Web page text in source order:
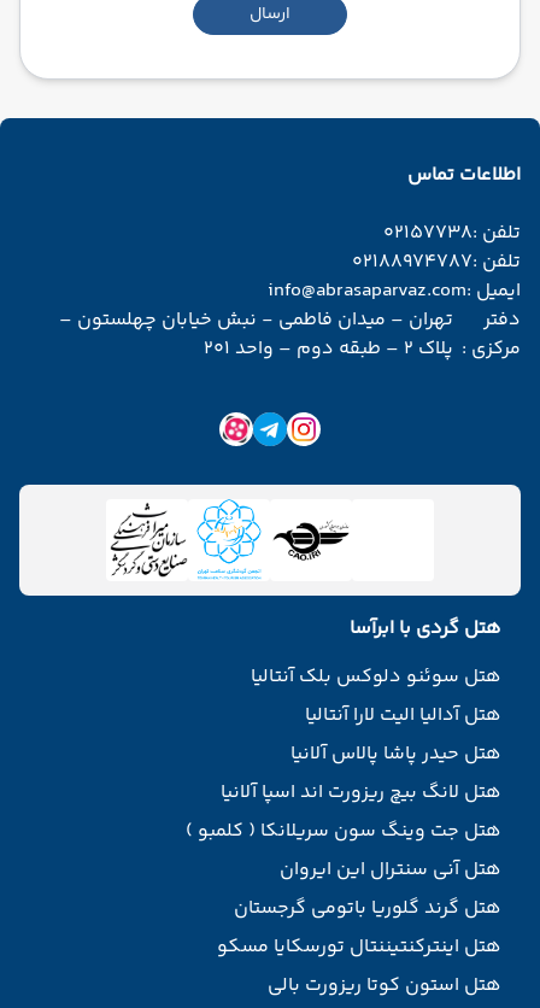
ارسال
اطلاعات تماس
تلفن :02157738
تلفن :02188974787
ایمیل :info@abrasaparvaz.com
دفتر
مرکزی :
تهران – میدان فاطمی - نبش خیابان چهلستون –
پلاک 2 – طبقه دوم – واحد 201
هتل گردی با ابرآسا
هتل سوئنو دلوکس بلک آنتالیا
هتل آدالیا الیت لارا آنتالیا
هتل حیدر پاشا پالاس آلانیا
هتل لانگ بیچ ریزورت اند اسپا آلانیا
هتل جت وینگ سون سریلانکا ( کلمبو )
هتل آنی سنترال این ایروان
هتل گرند گلوریا باتومی گرجستان
هتل اینترکنتیننتال تورسکایا مسکو
هتل استون کوتا ریزورت بالی